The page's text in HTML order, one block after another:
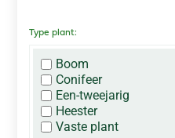
Type plant:
Boom
Conifeer
Een-tweejarig
Heester
Vaste plant